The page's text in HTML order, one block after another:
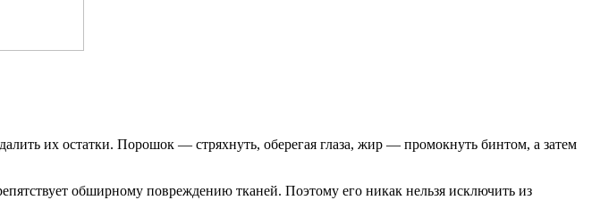
их остатки. Порошок — стряхнуть, оберегая глаза, жир — промокнуть бинтом, а затем
обширному повреждению тканей. Поэтому его никак нельзя исключить из